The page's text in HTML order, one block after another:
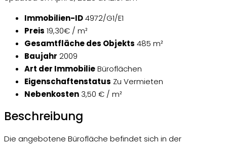
Immobilien-ID4972/G1/E1
Preis 19,30€ / m²
Gesamtfläche des Objekts 485 m²
Baujahr 2009
Art der ImmobilieBüroflächen
Eigenschaftenstatus Zu Vermieten
Nebenkosten 3,50 € / m²
Beschreibung
Die angebotene Bürofläche befindet sich in der